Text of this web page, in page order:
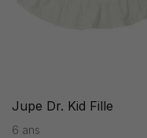
Jupe Dr. Kid Fille
6 ans